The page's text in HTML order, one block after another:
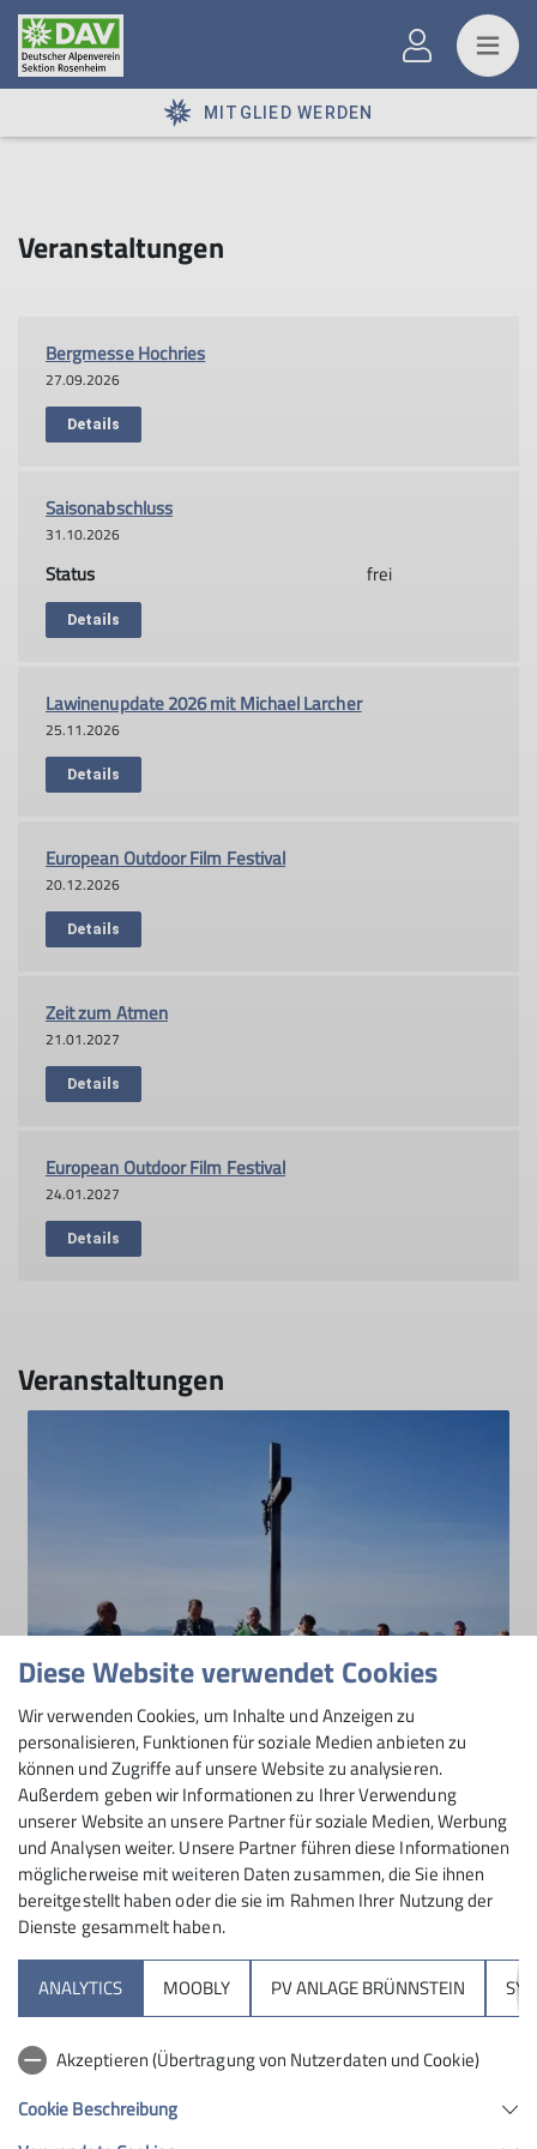
MITGLIED WERDEN
Veranstaltungen
Bergmesse Hochries
27.09.2026
Details
Saisonabschluss
31.10.2026
Status frei
Details
Lawinenupdate 2026 mit Michael Larcher
25.11.2026
Details
European Outdoor Film Festival
20.12.2026
Details
Zeit zum Atmen
21.01.2027
Details
European Outdoor Film Festival
24.01.2027
Details
Veranstaltungen
Bergmesse Hochries
So. 27.09.2026 11:30 Uhr
Traditionelle Bergmesse auf dem Gipfel der Hochries
mehr erfahren
Sektion
Hochrieshütte
Diese Website verwendet Cookies
Wir verwenden Cookies, um Inhalte und Anzeigen zu
personalisieren, Funktionen für soziale Medien anbieten zu
können und Zugriffe auf unsere Website zu analysieren.
Außerdem geben wir Informationen zu Ihrer Verwendung
unserer Website an unsere Partner für soziale Medien, Werbung
und Analysen weiter. Unsere Partner führen diese Informationen
möglicherweise mit weiteren Daten zusammen, die Sie ihnen
bereitgestellt haben oder die sie im Rahmen Ihrer Nutzung der
Dienste gesammelt haben.
ANALYTICS MOOBLY PV ANLAGE BRÜNNSTEIN
Akzeptieren (Übertragung von Nutzerdaten und Cookie)
Cookie Beschreibung